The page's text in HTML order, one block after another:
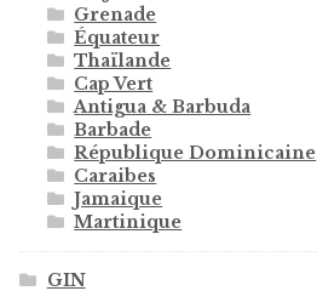
Grenade
Équateur
Thaïlande
Cap Vert
Antigua & Barbuda
Barbade
République Dominicaine
Caraibes
Jamaique
Martinique
GIN